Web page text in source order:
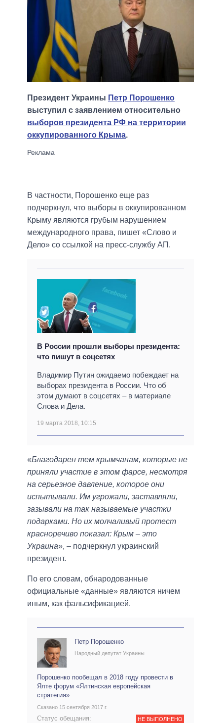
Президент Украины Петр Порошенко
выступил с заявлением относительно
выборов президента РФ на территории
оккупированного Крыма.
В частности, Порошенко еще раз
подчеркнул, что выборы в оккупированном
Крыму являются грубым нарушением
международного права, пишет «Слово и
Дело» со ссылкой на пресс-службу АП.
В России прошли выборы президента:
что пишут в соцсетях
Владимир Путин ожидаемо побеждает на
выборах президента в России. Что об
этом думают в соцсетях – в материале
Слова и Дела.
19 марта 2018, 10:15
«Благодарен тем крымчанам, которые не
приняли участие в этом фарсе, несмотря
на серьезное давление, которое они
испытывали. Им угрожали, заставляли,
зазывали на так называемые участки
подарками. Но их молчаливый протест
красноречиво показал: Крым – это
Украина», – подчеркнул украинский
президент.
По его словам, обнародованные
официальные «данные» являются ничем
иным, как фальсификацией.
Петр Порошенко
Народный депутат Украины
Порошенко пообещал в 2018 году провести в
Ялте форум «Ялтинская европейская
стратегия»
Сказано 15 сентября 2017 г.
Статус обещания: НЕ ВЫПОЛНЕНО